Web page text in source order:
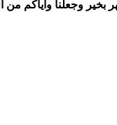
بخير وجعلنا واياكم